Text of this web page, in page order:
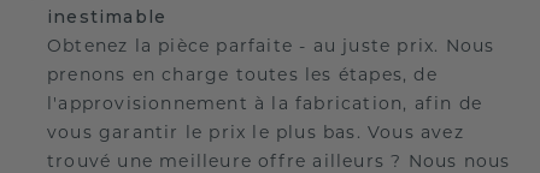
inestimable
Obtenez la pièce parfaite - au juste prix. Nous
prenons en charge toutes les étapes, de
l'approvisionnement à la fabrication, afin de
vous garantir le prix le plus bas. Vous avez
trouvé une meilleure offre ailleurs ? Nous nous